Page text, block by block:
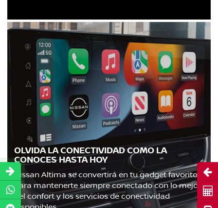
OLVIDA LA CONECTIVIDAD COMO LA
CONOCES HASTA HOY
Nissan Altima se convertirá en tu gadget favorito
para mantenerte siempre conectado con lo mejor
del confort y los servicios de conectividad